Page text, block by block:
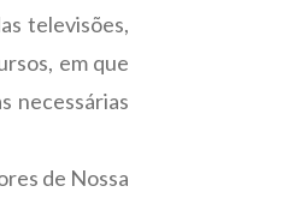
televisões,
em que
necessárias
de Nossa